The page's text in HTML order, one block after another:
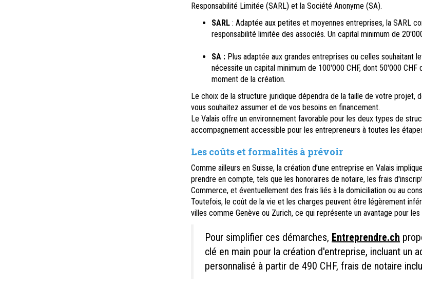
Responsabilité Limitée (SARL) et la Société Anonyme (SA).
SARL : Adaptée aux petites et moyennes entreprises, la SARL
responsabilité limitée des associés. Un capital minimum de
SA : Plus adaptée aux grandes entreprises ou celles souhaitant
nécessite un capital minimum de 100'000 CHF, dont 50'000 CHF
moment de la création.
Le choix de la structure juridique dépendra de la taille de votre projet,
vous souhaitez assumer et de vos besoins en financement.
Le Valais offre un environnement favorable pour les deux types de
accompagnement accessible pour les entrepreneurs à toutes les
Les coûts et formalités à prévoir
Comme ailleurs en Suisse, la création d’une entreprise en Valais
prendre en compte, tels que les honoraires de notaire, les frais
Commerce, et éventuellement des frais liés à la domiciliation ou au
Toutefois, le coût de la vie et les charges peuvent être légèrement
villes comme Genève ou Zurich, ce qui représente un avantage pour les
Pour simplifier ces démarches, Entreprendre.ch
clé en main pour la création d'entreprise, incluant un
personnalisé à partir de 490 CHF, frais de notaire